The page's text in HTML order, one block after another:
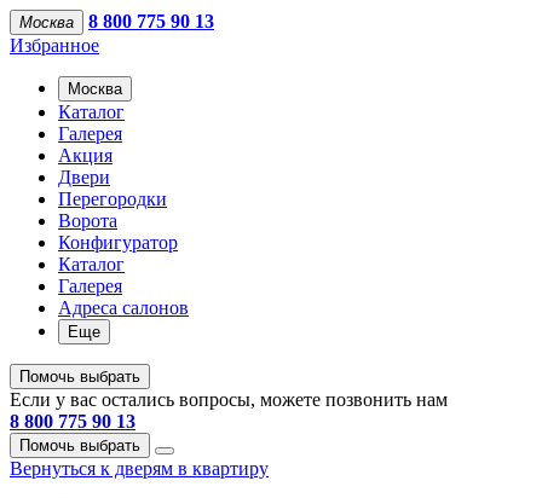
Москва
8 800 775 90 13
Избранное
Москва
Каталог
Галерея
Акция
Двери
Перегородки
Ворота
Конфигуратор
Каталог
Галерея
Адреса салонов
Еще
Помочь выбрать
Если у вас остались вопросы, можете позвонить нам
8 800 775 90 13
Помочь выбрать
Вернуться к дверям в квартиру